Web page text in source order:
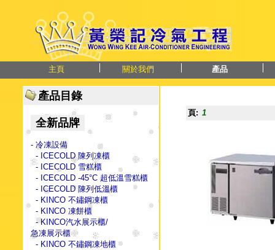
主頁 關於我們 產品
產品目錄
全新品牌
- 冷凍設備
- ICECOLD 陳列凍櫃
- ICECOLD 雪糕櫃
- ICECOLD -45°C 超低溫雪糕櫃
- ICECOLD 陳列低溫櫃
- KINCO 不鏽鋼凍櫃
- KINCO 凍餅櫃
- KINCO汽水展示櫃/
急凍展示櫃
- KINCO 不鏽鋼凍地櫃
頁: 1